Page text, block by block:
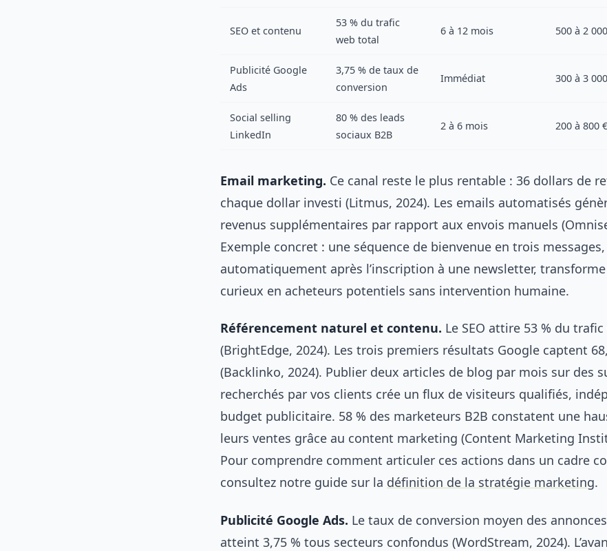
SEO et contenu
53 % du trafic
web total
6 à 12 mois 500 à 2
Publicité Google
Ads
3,75 % de taux de
conversion
Immédiat 300 à 3
Social selling
LinkedIn
80 % des leads
sociaux B2B
2 à 6 mois 200 à 800 €
Email marketing. Ce canal reste le plus rentable : 36 dollars de
chaque dollar investi (Litmus, 2024). Les emails automatisés
revenus supplémentaires par rapport aux envois manuels
Exemple concret : une séquence de bienvenue en trois
automatiquement après l’inscription à une newsletter,
curieux en acheteurs potentiels sans intervention humaine.
Référencement naturel et contenu. Le SEO attire 53 % du
(BrightEdge, 2024). Les trois premiers résultats Google captent
(Backlinko, 2024). Publier deux articles de blog par mois sur des
recherchés par vos clients crée un flux de visiteurs qualifiés,
budget publicitaire. 58 % des marketeurs B2B constatent une
leurs ventes grâce au content marketing (Content Marketing
Pour comprendre comment articuler ces actions dans un cadre
consultez notre guide sur la définition de la stratégie marketing.
Publicité Google Ads. Le taux de conversion moyen des
atteint 3,75 % tous secteurs confondus (WordStream, 2024).